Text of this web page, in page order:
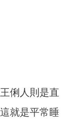
王俐人則是直
就是平常睡